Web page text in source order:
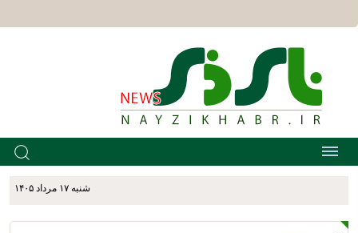
شنبه ۱۷ مرداد ۱۴۰۵